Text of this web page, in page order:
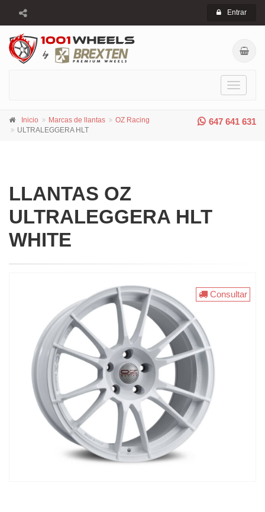
Entrar
Toggle
647 641 631
Inicio Marcas de llantas
OZ Racing
ULTRALEGGERA HLT
LLANTAS OZ
ULTRALEGGERA HLT
WHITE
Consultar